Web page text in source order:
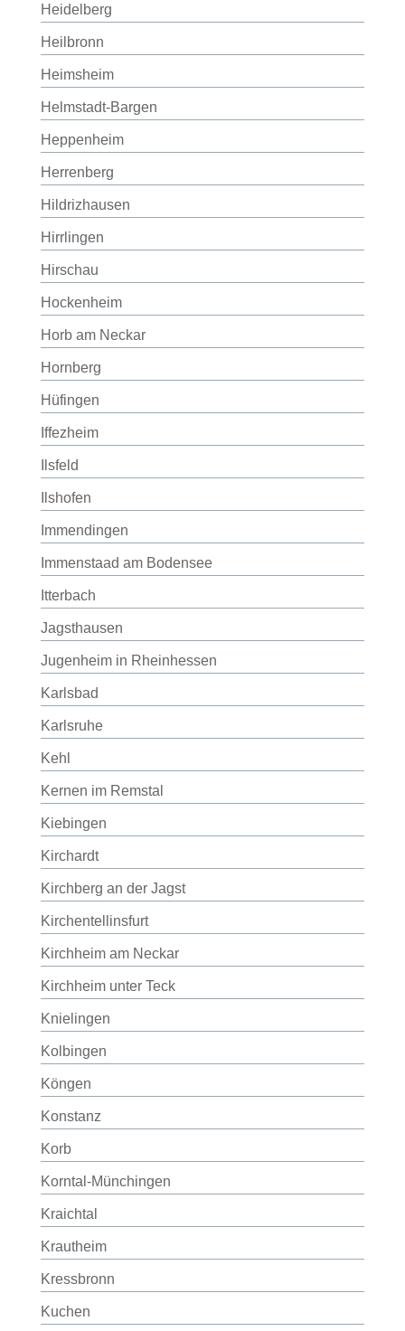
Heidelberg
Heilbronn
Heimsheim
Helmstadt-Bargen
Heppenheim
Herrenberg
Hildrizhausen
Hirrlingen
Hirschau
Hockenheim
Horb am Neckar
Hornberg
Hüfingen
Iffezheim
Ilsfeld
Ilshofen
Immendingen
Immenstaad am Bodensee
Itterbach
Jagsthausen
Jugenheim in Rheinhessen
Karlsbad
Karlsruhe
Kehl
Kernen im Remstal
Kiebingen
Kirchardt
Kirchberg an der Jagst
Kirchentellinsfurt
Kirchheim am Neckar
Kirchheim unter Teck
Knielingen
Kolbingen
Köngen
Konstanz
Korb
Korntal-Münchingen
Kraichtal
Krautheim
Kressbronn
Kuchen